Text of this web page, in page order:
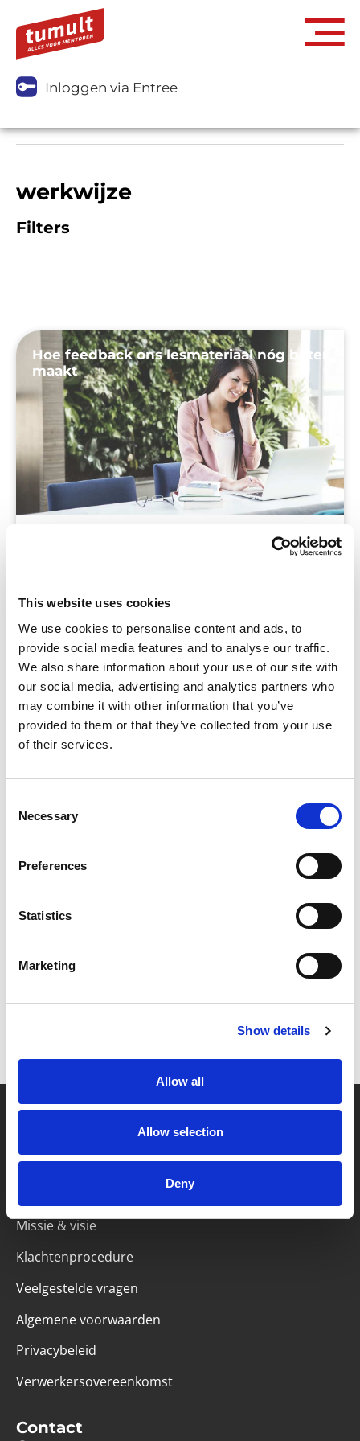
This website uses cookies
We use cookies to personalise content and ads, to
provide social media features and to analyse our traffic.
We also share information about your use of our site with
our social media, advertising and analytics partners who
may combine it with other information that you’ve
provided to them or that they’ve collected from your use
of their services.
Selection
Necessary
Preferences
Statistics
Marketing
Show details
Allow all
Allow selection
Deny
Inloggen via Entree
werkwijze
Filters
Hoe feedback ons lesmateriaal nóg beter
maakt
namelijk dat je alleen op deze manier het beste
resultaat krijgt. Alle lessen die we maken, gaan
intern door meerdere feedbackrondes heen. En
dan heb ik
Handige links
Missie & visie
Klachtenprocedure
Veelgestelde vragen
Algemene voorwaarden
Privacybeleid
Verwerkersovereenkomst
Contact